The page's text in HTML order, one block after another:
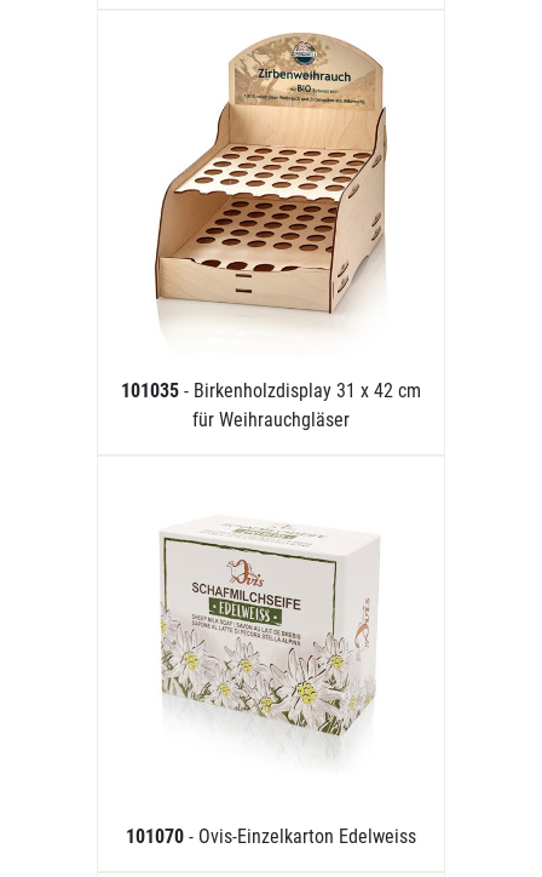
101035 - Birkenholzdisplay 31 x 42 cm
für Weihrauchgläser
101070 - Ovis-Einzelkarton Edelweiss